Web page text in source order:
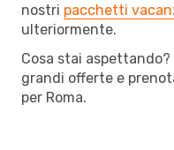
nostri pacchetti
ulteriormente.
Cosa stai
grandi offerte e
per Roma.